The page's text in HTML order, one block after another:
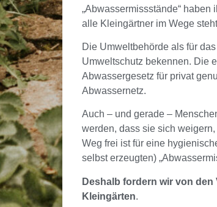
„Abwassermissstände“
alle Kleingärtner im Wege
Die Umweltbehörde als für
Umweltschutz bekennen. Die
Abwassergesetz für privat
Abwassernetz.
Auch – und gerade –
werden, dass sie sich
Weg frei ist für eine
selbst erzeugten)
Deshalb fordern wir von
Kleingärten.